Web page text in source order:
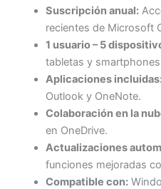
Suscripción anual:
recientes de Microsoft
1 usuario – 5
tabletas y
Aplicaciones
Outlook y OneNote.
Colaboración en la
en OneDrive.
Actualizaciones
funciones mejoradas
Compatible con: